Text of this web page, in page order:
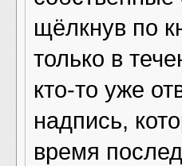
щёлкнув по
только в
кто-то уже
надпись,
время